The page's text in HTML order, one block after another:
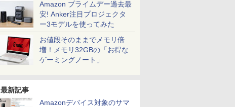
Amazon プライムデー過去最
安! Anker注目プロジェクタ
ー3モデルを使ってみた
お値段そのままでメモリ倍
増！メモリ32GBの「お得な
ゲーミングノート」
最新記事
Amazonデバイス対象のサマ